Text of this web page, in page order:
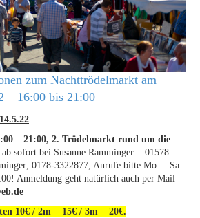
zum Nachttrödelmarkt am
– 16:00 bis 21:00
– 21:00, 2. Trödelmarkt rund um die
sofort bei Susanne Ramminger = 01578–
0178-3322877; Anrufe bitte Mo. – Sa.
Anmeldung geht natürlich auch per Mail
10€ / 2m = 15€ / 3m = 20€.